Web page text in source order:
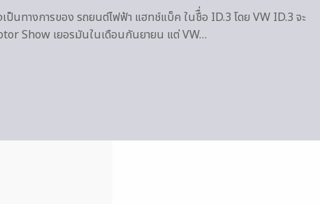
ป็นทางการของ รถยนต์ไฟฟ้า แฮทช์แบ็ค ในชืื่อ ID.3 โดย VW ID.3 จะ
Show เยอรมันในเดือนกันยายน แต่ VW…